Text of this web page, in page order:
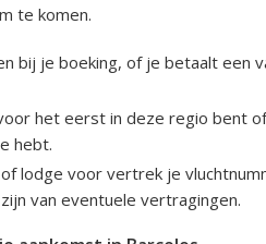
te komen.
bij je boeking, of je betaalt een
het eerst in deze regio bent
hebt.
lodge voor vertrek je
van eventuele vertragingen.